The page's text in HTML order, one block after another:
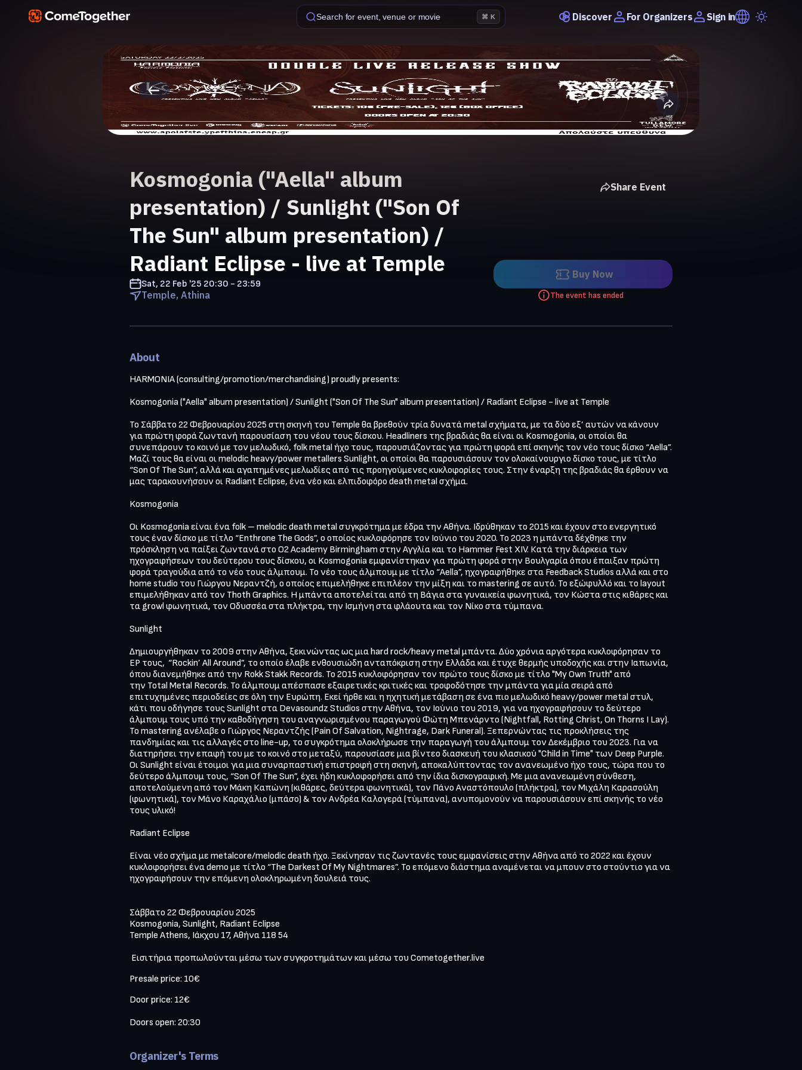
Search for event, venue or movie ⌘ K Discover For Organizers Sign in
Kosmogonia ("Aella" album
presentation) / Sunlight ("Son Of
The Sun" album presentation) /
Radiant Eclipse - live at Temple
Sat, 22 Feb '25 20:30 - 23:59
Temple, Athina
Share Event
Buy Now
The event has ended
About
HARMONIA (consulting/promotion/merchandising) proudly presents:
Kosmogonia ("Aella" album presentation) / Sunlight ("Son Of The Sun" album presentation) / Radiant Eclipse - live at Temple
Το Σάββατο 22 Φεβρουαρίου 2025 στη σκηνή του Temple θα βρεθούν τρία δυνατά metal σχήματα, με τα δύο εξ’ αυτών να κάνουν
για πρώτη φορά ζωντανή παρουσίαση του νέου τους δίσκου. Headliners της βραδιάς θα είναι οι Kosmogonia, οι οποίοι θα
συνεπάρουν το κοινό με τον μελωδικό, folk metal ήχο τους, παρουσιάζοντας για πρώτη φορά επί σκηνής τον νέο τους δίσκο “Aella”.
Μαζί τους θα είναι oι melodic heavy/power metallers Sunlight, οι οποίοι θα παρουσιάσουν τον ολοκαίνουργιο δίσκο τους, με τίτλο
“Son Of The Sun”, αλλά και αγαπημένες μελωδίες από τις προηγούμενες κυκλοφορίες τους. Στην έναρξη της βραδιάς θα έρθουν να
μας ταρακουνήσουν οι Radiant Eclipse, ένα νέο και ελπιδοφόρο death metal σχήμα.
Kosmogonia
Οι Kosmogonia είναι ένα folk – melodic death metal συγκρότημα με έδρα την Αθήνα. Ιδρύθηκαν το 2015 και έχουν στο ενεργητικό
τους έναν δίσκο με τίτλο “Enthrone Τhe Gods”, ο οποίος κυκλοφόρησε τον Ιούνιο του 2020. Το 2023 η μπάντα δέχθηκε την
πρόσκληση να παίξει ζωντανά στο O2 Academy Birmingham στην Αγγλία και το Hammer Fest XIV. Κατά την διάρκεια των
ηχογραφήσεων του δεύτερου τους δίσκου, οι Kosmogonia εμφανίστηκαν για πρώτη φορά στην Βουλγαρία όπου έπαιξαν πρώτη
φορά τραγούδια από το νέο τους άλμπουμ. Το νέο τους άλμπουμ με τίτλο “Aella”, ηχογραφήθηκε στα Feedback Studios αλλά και στο
home studio του Γιώργου Νεραντζή, ο οποίος επιμελήθηκε επιπλέον την μίξη και το mastering σε αυτό. Το εξώφυλλό και το layout
επιμελήθηκαν από τον Thoth Graphics. Η μπάντα αποτελείται από τη Βάγια στα γυναικεία φωνητικά, τον Κώστα στις κιθάρες και
τα growl φωνητικά, τον Οδυσσέα στα πλήκτρα, την Ισμήνη στα φλάουτα και τον Νίκο στα τύμπανα.
Sunlight
Δημιουργήθηκαν το 2009 στην Αθήνα, ξεκινώντας ως μια hard rock/heavy metal μπάντα. Δύο χρόνια αργότερα κυκλοφόρησαν το
EP τους,  “Rockin’ All Around”, το οποίο έλαβε ενθουσιώδη ανταπόκριση στην Ελλάδα και έτυχε θερμής υποδοχής και στην Ιαπωνία,
όπου διανεμήθηκε από την Rokk Stakk Records. To 2015 κυκλοφόρησαν τον πρώτο τους δίσκο με τίτλο "My Own Truth" από
την Total Metal Records. Το άλμπουμ απέσπασε εξαιρετικές κριτικές και τροφοδότησε την μπάντα για μία σειρά από
επιτυχημένες περιοδείες σε όλη την Ευρώπη. Εκεί ήρθε και η ηχητική μετάβαση σε ένα πιο μελωδικό heavy/power metal στυλ,
κάτι που οδήγησε τους Sunlight στα Devasoundz Studios στην Αθήνα, τον Ιούνιο του 2019, για να ηχογραφήσουν το δεύτερο
άλμπουμ τους υπό την καθοδήγηση του αναγνωρισμένου παραγωγού Φώτη Μπενάρντο (Nightfall, Rotting Christ, On Thorns I Lay).
Το mastering ανέλαβε ο Γιώργος Νεραντζής (Pain Of Salvation, Nightrage, Dark Funeral). Ξεπερνώντας τις προκλήσεις της
πανδημίας και τις αλλαγές στο line-up, το συγκρότημα ολοκλήρωσε την παραγωγή του άλμπουμ τον Δεκέμβριο του 2023. Για να
διατηρήσει την επαφή του με το κοινό στο μεταξύ, παρουσίασε μια βίντεο διασκευή του κλασικού "Child in Time" των Deep Purple.
Οι Sunlight είναι έτοιμοι για μια συναρπαστική επιστροφή στη σκηνή, αποκαλύπτοντας τον ανανεωμένο ήχο τους, τώρα που το
δεύτερο άλμπουμ τους, “Son Of The Sun”, έχει ήδη κυκλοφορήσει από την ίδια δισκογραφική. Με μια ανανεωμένη σύνθεση,
αποτελούμενη από τον Μάκη Καπώνη (κιθάρες, δεύτερα φωνητικά), τον Πάνο Αναστόπουλο (πλήκτρα), τον Μιχάλη Καρασούλη
(φωνητικά), τον Μάνο Καραχάλιο (μπάσο) & τον Ανδρέα Καλογερά (τύμπανα), ανυπομονούν να παρουσιάσουν επί σκηνής το νέο
τους υλικό!
Radiant Eclipse
Είναι νέο σχήμα με metalcore/melodic death ήχο. Ξεκίνησαν τις ζωντανές τους εμφανίσεις στην Αθήνα από το 2022 και έχουν
κυκλοφορήσει ένα demo με τίτλο “The Darkest Of My Nightmares”. Το επόμενο διάστημα αναμένεται να μπουν στο στούντιο για να
ηχογραφήσουν την επόμενη ολοκληρωμένη δουλειά τους.
Σάββατο 22 Φεβρουαρίου 2025
Kosmogonia, Sunlight, Radiant Eclipse
Temple Athens, Ιάκχου 17, Αθήνα 118 54
Εισιτήρια προπωλούνται μέσω των συγκροτημάτων και μέσω του Cometogether.live
Presale price: 10€
Door price: 12€
Doors open: 20:30
Organizer's Terms